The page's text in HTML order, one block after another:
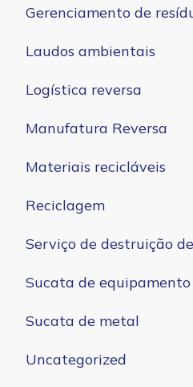
Gerenciamento de
Laudos ambientais
Logística reversa
Manufatura Reversa
Materiais recicláveis
Reciclagem
Serviço de destruição
Sucata de
Sucata de metal
Uncategorized